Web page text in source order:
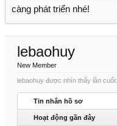
càng phát triển nhé!
lebaohuy
New Member
lebaohuy được nhìn thấy lần cuối:
Tin nhắn hồ sơ
Hoạt động gần đây